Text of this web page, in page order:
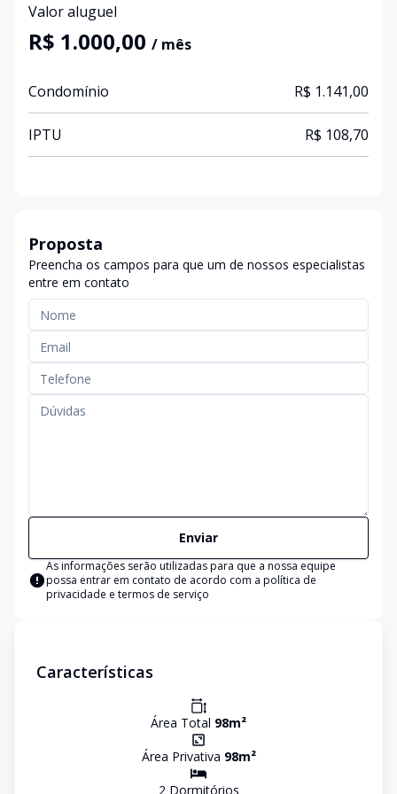
Valor aluguel
R$ 1.000,00 / mês
Condomínio R$ 1.141,00
IPTU R$ 108,70
Proposta
Preencha os campos para que um de nossos especialistas
entre em contato
Enviar
As informações serão utilizadas para que a nossa equipe
possa entrar em contato de acordo com a política de
privacidade e termos de serviço
Características
Área Total 98m²
Área Privativa 98m²
2 Dormitórios